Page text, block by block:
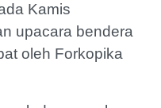
Kamis
upacara bendera
oleh Forkopika